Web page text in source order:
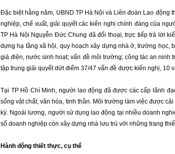
Đặc biệt hằng năm, UBND TP Hà Nội và Liên đoàn Lao động
nghiệp, chế xuất, giải quyết các kiến nghị chính đáng của
TP Hà Nội Nguyễn Đức Chung đã đối thoại, trực tiếp trả lời
dựng hạ tầng xã hội, quy hoạch xây dựng nhà ở, trường học,
giá điện, nước sinh hoạt; vấn đề môi trường; công tác an
tập trung giải quyết dứt điểm 37/47 vấn đề được kiến nghị, 10
Tại TP Hồ Chí Minh, người lao động đã được các cấp lãnh
sống vật chất, văn hóa, tinh thần. Môi trường làm việc được
kỳ. Ngoài lương, người sử dụng lao động tại nhiều doanh
số doanh nghiệp còn xây dựng nhà lưu trú với những trang
Hành động thiết thực, cụ thể